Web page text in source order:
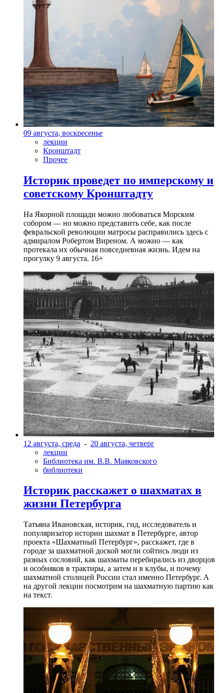
09 августа, воскресенье
лекции
Кронштадт
Прочее
Историк проведет по имперскому и
советскому Кронштадту
На Якорной площади можно любоваться Морским
собором — но можно представить себе, как после
февральской революции матросы расправились здесь с
адмиралом Робертом Виреном. А можно — как
протекала их обычная повседневная жизнь. Идем на
прогулку 9 августа. 16+
12 августа, среда - 20 августа, четверг
лекции
Библиотека им. В.В. Маяковского
библиотеки
Историк расскажет о шахматах в
жизни Петербурга
Татьяна Ивановская, историк, гид, исследователь и
популяризатор истории шахмат в Петербурге, автор
проекта «Шахматный Петербург», расскажет, где в
городе за шахматной доской могли сойтись люди из
разных сословий, как шахматы перебирались из дворцов
и особняков в трактиры, а затем и в клубы, и почему
шахматной столицей России стал именно Петербург. А
на другой лекции посмотрим на шахматную партию как
на текст.